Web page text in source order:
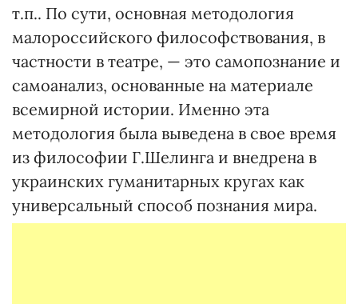
т.п.. По сути, основная методология
малороссийского философствования, в
частности в театре, — это самопознание и
самоанализ, основанные на материале
всемирной истории. Именно эта
методология была выведена в свое время
из философии Г.Шелинга и внедрена в
украинских гуманитарных кругах как
универсальный способ познания мира.